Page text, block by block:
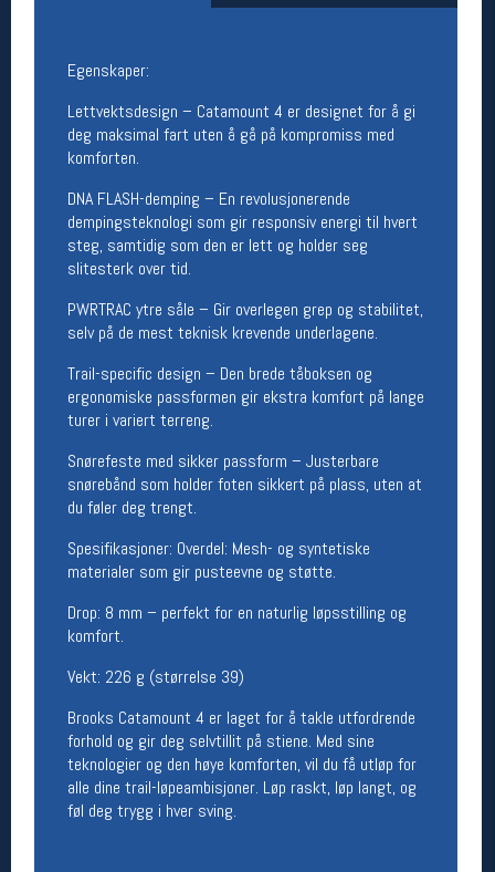
Egenskaper:
Lettvektsdesign – Catamount 4 er designet for å gi
deg maksimal fart uten å gå på kompromiss med
komforten.
DNA FLASH-demping – En revolusjonerende
dempingsteknologi som gir responsiv energi til hvert
steg, samtidig som den er lett og holder seg
slitesterk over tid.
PWRTRAC ytre såle – Gir overlegen grep og stabilitet,
selv på de mest teknisk krevende underlagene.
Trail-specific design – Den brede tåboksen og
ergonomiske passformen gir ekstra komfort på lange
turer i variert terreng.
Snørefeste med sikker passform – Justerbare
snørebånd som holder foten sikkert på plass, uten at
du føler deg trengt.
Spesifikasjoner: Overdel: Mesh- og syntetiske
materialer som gir pusteevne og støtte.
Drop: 8 mm – perfekt for en naturlig løpsstilling og
komfort.
Vekt: 226 g (størrelse 39)
Brooks Catamount 4 er laget for å takle utfordrende
forhold og gir deg selvtillit på stiene. Med sine
teknologier og den høye komforten, vil du få utløp for
alle dine trail-løpeambisjoner. Løp raskt, løp langt, og
føl deg trygg i hver sving.
Team Oslo Sportslager
Medlemstilbud og aktiviteter
MELD DEG INN GRATIS
Åpningstider verkstedet
Man-Fredag:
11-18
Lørdag:
11-16
For å bestille time må du logge inn i
nettbutikken og trykke på den nederste blå
linjen
Betingelser
Salgsbetingelser
Personsvernerklæring
Informasjonskapsler
Bærekraft
Org. nr: 976754360
Ledige stillinger
Ledige stillinger
Følg oss på